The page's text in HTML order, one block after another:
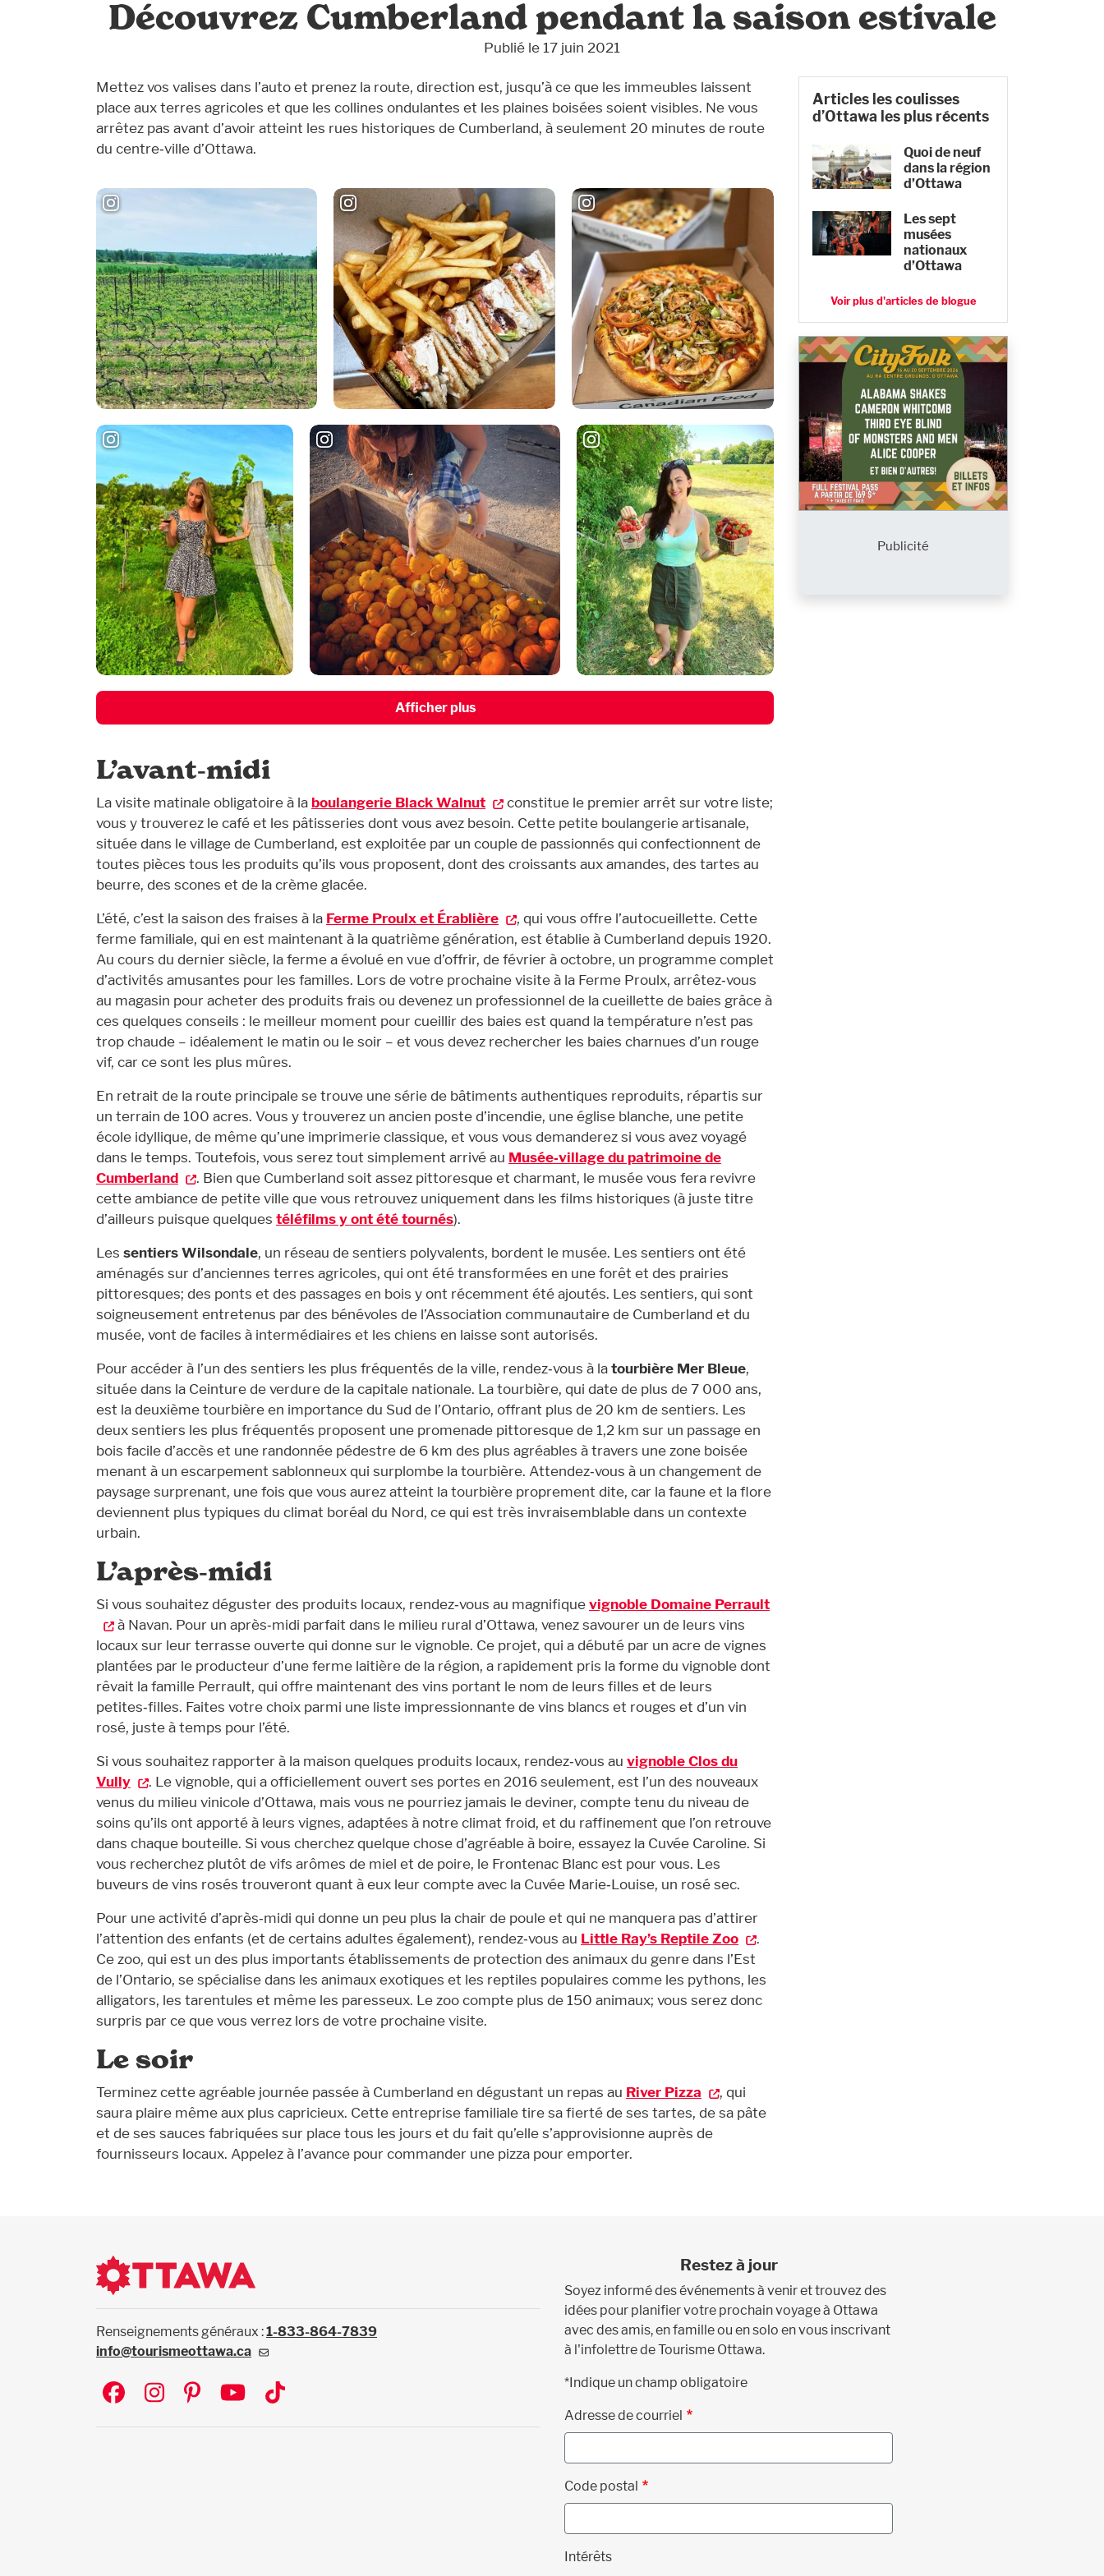
Découvrez Cumberland pendant la saison estivale
Publié le 17 juin 2021
Mettez vos valises dans l’auto et prenez la route, direction est, jusqu’à ce que les immeubles laissent
place aux terres agricoles et que les collines ondulantes et les plaines boisées soient visibles. Ne vous
arrêtez pas avant d’avoir atteint les rues historiques de Cumberland, à seulement 20 minutes de route
du centre‑ville d’Ottawa.
Afficher plus
L’avant‑midi
La visite matinale obligatoire à la boulangerie Black Walnut
constitue le premier arrêt sur votre liste;
vous y trouverez le café et les pâtisseries dont vous avez besoin. Cette petite boulangerie artisanale,
située dans le village de Cumberland, est exploitée par un couple de passionnés qui confectionnent de
toutes pièces tous les produits qu’ils vous proposent, dont des croissants aux amandes, des tartes au
beurre, des scones et de la crème glacée.
L’été, c’est la saison des fraises à la Ferme Proulx et Érablière
, qui vous offre l’autocueillette. Cette
ferme familiale, qui en est maintenant à la quatrième génération, est établie à Cumberland depuis 1920.
Au cours du dernier siècle, la ferme a évolué en vue d’offrir, de février à octobre, un programme complet
d’activités amusantes pour les familles. Lors de votre prochaine visite à la Ferme Proulx, arrêtez‑vous
au magasin pour acheter des produits frais ou devenez un professionnel de la cueillette de baies grâce à
ces quelques conseils : le meilleur moment pour cueillir des baies est quand la température n’est pas
trop chaude – idéalement le matin ou le soir – et vous devez rechercher les baies charnues d’un rouge
vif, car ce sont les plus mûres.
En retrait de la route principale se trouve une série de bâtiments authentiques reproduits, répartis sur
un terrain de 100 acres. Vous y trouverez un ancien poste d’incendie, une église blanche, une petite
école idyllique, de même qu’une imprimerie classique, et vous vous demanderez si vous avez voyagé
dans le temps. Toutefois, vous serez tout simplement arrivé au Musée‑village du patrimoine de
Cumberland
. Bien que Cumberland soit assez pittoresque et charmant, le musée vous fera revivre
cette ambiance de petite ville que vous retrouvez uniquement dans les films historiques (à juste titre
d’ailleurs puisque quelques téléfilms y ont été tournés).
Les sentiers Wilsondale, un réseau de sentiers polyvalents, bordent le musée. Les sentiers ont été
aménagés sur d’anciennes terres agricoles, qui ont été transformées en une forêt et des prairies
pittoresques; des ponts et des passages en bois y ont récemment été ajoutés. Les sentiers, qui sont
soigneusement entretenus par des bénévoles de l’Association communautaire de Cumberland et du
musée, vont de faciles à intermédiaires et les chiens en laisse sont autorisés.
Pour accéder à l’un des sentiers les plus fréquentés de la ville, rendez‑vous à latourbière Mer Bleue,
située dans la Ceinture de verdure de la capitale nationale. La tourbière, qui date de plus de 7 000 ans,
est la deuxième tourbière en importance du Sud de l’Ontario, offrant plus de 20 km de sentiers. Les
deux sentiers les plus fréquentés proposent une promenade pittoresque de 1,2 km sur un passage en
bois facile d’accès et une randonnée pédestre de 6 km des plus agréables à travers une zone boisée
menant à un escarpement sablonneux qui surplombe la tourbière. Attendez‑vous à un changement de
paysage surprenant, une fois que vous aurez atteint la tourbière proprement dite, car la faune et la flore
deviennent plus typiques du climat boréal du Nord, ce qui est très invraisemblable dans un contexte
urbain.
L’après‑midi
Si vous souhaitez déguster des produits locaux, rendez‑vous au magnifiquevignoble Domaine Perrault
à Navan. Pour un après‑midi parfait dans le milieu rural d’Ottawa, venez savourer un de leurs vins
locaux sur leur terrasse ouverte qui donne sur le vignoble. Ce projet, qui a débuté par un acre de vignes
plantées par le producteur d’une ferme laitière de la région, a rapidement pris la forme du vignoble dont
rêvait la famille Perrault, qui offre maintenant des vins portant le nom de leurs filles et de leurs
petites‑filles. Faites votre choix parmi une liste impressionnante de vins blancs et rouges et d’un vin
rosé, juste à temps pour l’été.
Si vous souhaitez rapporter à la maison quelques produits locaux, rendez‑vous au vignoble Clos du
Vully
. Le vignoble, qui a officiellement ouvert ses portes en 2016 seulement, est l’un des nouveaux
venus du milieu vinicole d’Ottawa, mais vous ne pourriez jamais le deviner, compte tenu du niveau de
soins qu’ils ont apporté à leurs vignes, adaptées à notre climat froid, et du raffinement que l’on retrouve
dans chaque bouteille. Si vous cherchez quelque chose d’agréable à boire, essayez la Cuvée Caroline. Si
vous recherchez plutôt de vifs arômes de miel et de poire, le Frontenac Blanc est pour vous. Les
buveurs de vins rosés trouveront quant à eux leur compte avec la Cuvée Marie‑Louise, un rosé sec.
Pour une activité d’après‑midi qui donne un peu plus la chair de poule et qui ne manquera pas d’attirer
l’attention des enfants (et de certains adultes également), rendez‑vous au Little Ray’s Reptile Zoo
.
Ce zoo, qui est un des plus importants établissements de protection des animaux du genre dans l’Est
de l’Ontario, se spécialise dans les animaux exotiques et les reptiles populaires comme les pythons, les
alligators, les tarentules et même les paresseux. Le zoo compte plus de 150 animaux; vous serez donc
surpris par ce que vous verrez lors de votre prochaine visite.
Le soir
Terminez cette agréable journée passée à Cumberland en dégustant un repas au River Pizza
, qui
saura plaire même aux plus capricieux. Cette entreprise familiale tire sa fierté de ses tartes, de sa pâte
et de ses sauces fabriquées sur place tous les jours et du fait qu’elle s’approvisionne auprès de
fournisseurs locaux. Appelez à l’avance pour commander une pizza pour emporter.
Articles les coulisses
d’Ottawa les plus récents
Quoi de neuf
dans la région
d’Ottawa
Les sept
musées
nationaux
d’Ottawa
Voir plus d'articles de blogue
Publicité
Renseignements généraux :1-833-864-7839
info@tourismeottawa.ca
Social
Restez à jour
Soyez informé des événements à venir et trouvez des
idées pour planifier votre prochain voyage à Ottawa
avec des amis, en famille ou en solo en vous inscrivant
à l'infolettre de Tourisme Ottawa.
*Indique un champ obligatoire
Adresse de courriel
Code postal
Intérêts